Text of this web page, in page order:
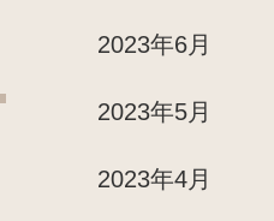
2023年6月
2023年5月
2023年4月